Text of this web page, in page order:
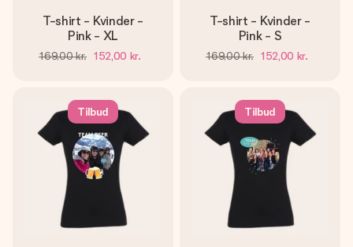
T-shirt - Kvinder -
Pink - XL
169,00 kr. 152,00 kr.
T-shirt - Kvinder -
Pink - S
169,00 kr. 152,00 kr.
Tilbud Tilbud